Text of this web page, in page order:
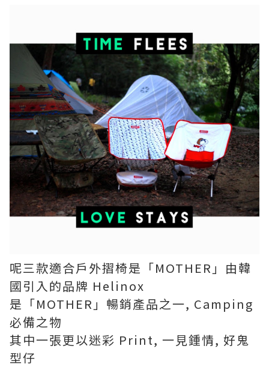
呢三款適合戶外摺椅是「MOTHER」由韓
國引入的品牌 Helinox
是「MOTHER」暢銷產品之一, Camping
必備之物
其中一張更以迷彩 Print, 一見鍾情, 好鬼
型仔